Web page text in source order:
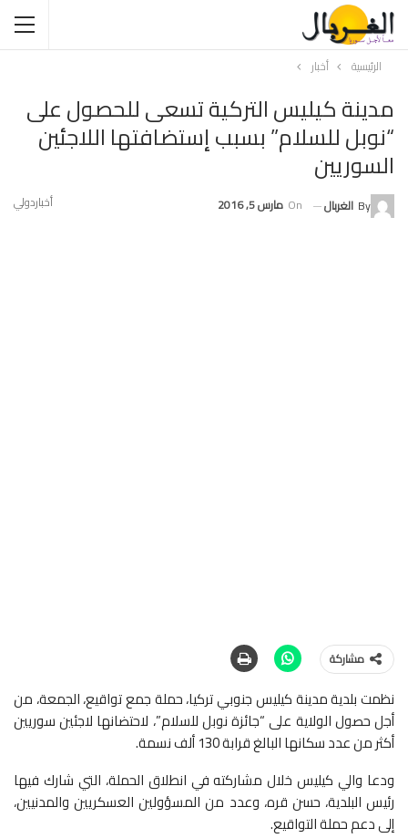
الرئيسية أخبار
مدينة كيليس التركية تسعى للحصول على
“نوبل للسلام” بسبب إستضافتها اللاجئين
السوريين
أخباردولي By الغربال On مارس 5, 2016
مشاركة
نظمت بلدية مدينة كيليس جنوبي تركيا، حملة جمع تواقيع، الجمعة، من
أجل حصول الولاية على “جائزة نوبل للسلام”، لاحتضانها لاجئين سوريين
أكثر من عدد سكانها البالغ قرابة 130 ألف نسمة.
ودعا والي كيليس خلال مشاركته في انطلاق الحملة، التي شارك فيها
رئيس البلدية، حسن قره، وعدد من المسؤولين العسكريين والمدنيين،
إلى دعم حملة التواقيع.